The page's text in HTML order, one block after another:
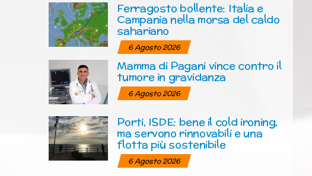
Ferragosto bollente: Italia e
Campania nella morsa del caldo
sahariano
6 Agosto 2026
Mamma di Pagani vince contro il
tumore in gravidanza
6 Agosto 2026
Porti, ISDE: bene il cold ironing,
ma servono rinnovabili e una
flotta più sostenibile
6 Agosto 2026